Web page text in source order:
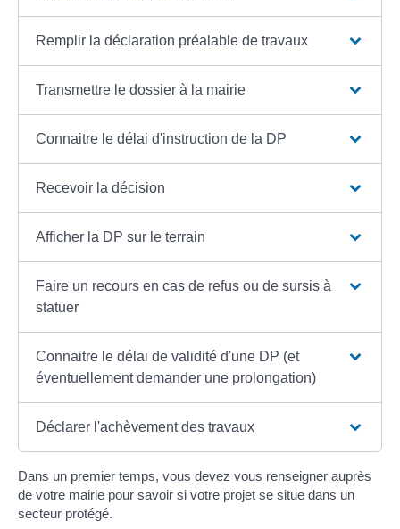
Remplir la déclaration préalable de travaux
Transmettre le dossier à la mairie
Connaitre le délai d'instruction de la DP
Recevoir la décision
Afficher la DP sur le terrain
Faire un recours en cas de refus ou de sursis à
statuer
Connaitre le délai de validité d'une DP (et
éventuellement demander une prolongation)
Déclarer l'achèvement des travaux
Dans un premier temps, vous devez vous renseigner auprès
de votre mairie pour savoir si votre projet se situe dans un
secteur protégé.